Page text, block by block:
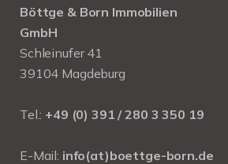
Böttge & Born Immobilien
GmbH
Schleinufer 41
39104 Magdeburg
Tel.: +49 (0) 391 / 280 3 350 19
E-Mail: info(at)boettge-born.de